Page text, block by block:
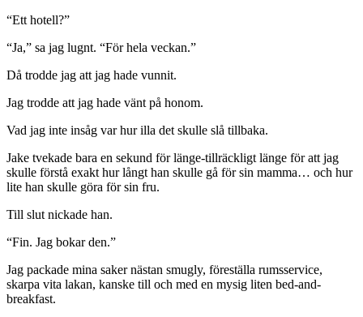
“Ett hotell?”
“Ja,” sa jag lugnt. “För hela veckan.”
Då trodde jag att jag hade vunnit.
Jag trodde att jag hade vänt på honom.
Vad jag inte insåg var hur illa det skulle slå tillbaka.
Jake tvekade bara en sekund för länge-tillräckligt länge för att jag
skulle förstå exakt hur långt han skulle gå för sin mamma… och hur
lite han skulle göra för sin fru.
Till slut nickade han.
“Fin. Jag bokar den.”
Jag packade mina saker nästan smugly, föreställa rumsservice,
skarpa vita lakan, kanske till och med en mysig liten bed-and-
breakfast.